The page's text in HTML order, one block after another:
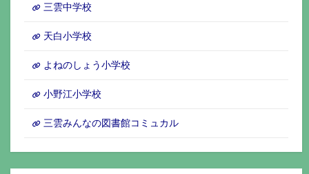
三雲中学校
天白小学校
よねのしょう小学校
小野江小学校
三雲みんなの図書館コミュカル